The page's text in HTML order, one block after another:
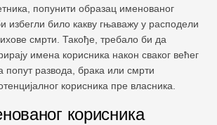
попунити образац именованог
избегли било какву гњаважу у расподели
смрти. Такође, требало би да
имена корисника након сваког већег
попут развода, брака или смрти
корисника пре власника.
корисника